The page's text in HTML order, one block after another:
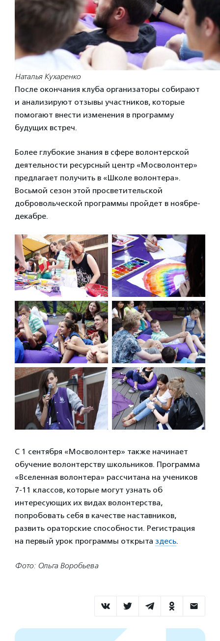
Наталья Кухаренко
После окончания клуба организаторы собирают
и анализируют отзывы участников, которые
помогают внести изменения в программу
будущих встреч.
Более глубокие знания в сфере волонтерской
деятельности ресурсный центр «Мосволонтер»
предлагает получить в «Школе волонтера».
Восьмой сезон этой просветительской
добровольческой программы пройдет в ноябре-
декабре.
С 1 сентября «Мосволонтер» также начинает
обучение волонтерству школьников. Программа
«Вселенная волонтера» рассчитана на учеников
7-11 классов, которые могут узнать об
интересующих их видах волонтерства,
попробовать себя в качестве наставников,
развить ораторские способности. Регистрация
на первый урок программы открыта здесь.
Фото: Ольга Воробьева